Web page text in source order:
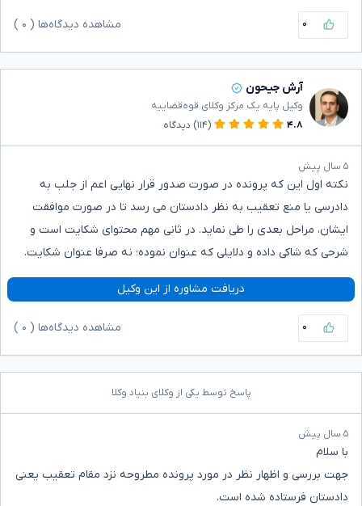
۰ مشاهده دیدگاه‌ها ( ۰
آرش جیحون
وکیل پایه یک مرکز وکلای قوه‌قضاییه
۴.۸
(۱۱۴) دیدگاه
۵ سال پیش
نکته اول این که پرونده در صورت صدور قرار نهایی اعم از جلب به
دادرسی یا منع تعقیب به نظر دادستان می رسد تا در صورت موافقت
ایشان، مراحل بعدی را طی نماید. در ثانی مهم محتوای شکایت است و
شرحی که شاکی داده و دلایلی که عنوان نموده؛ نه صرفا عنوان شکایت.
دریافت مشاوره از این وکیل
۰ مشاهده دیدگاه‌ها ( ۰
پاسخ توسط یکی از وکلای بنیاد وکلا
۵ سال پیش
با سلام
جهت بررسی و اظهار نظر در مورد پرونده مطروحه نزد مقام تعقیب یعنی
دادستان فرستاده شده است.